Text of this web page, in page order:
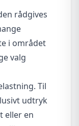
rådgives
i området
valg
Til
udtryk
eller en